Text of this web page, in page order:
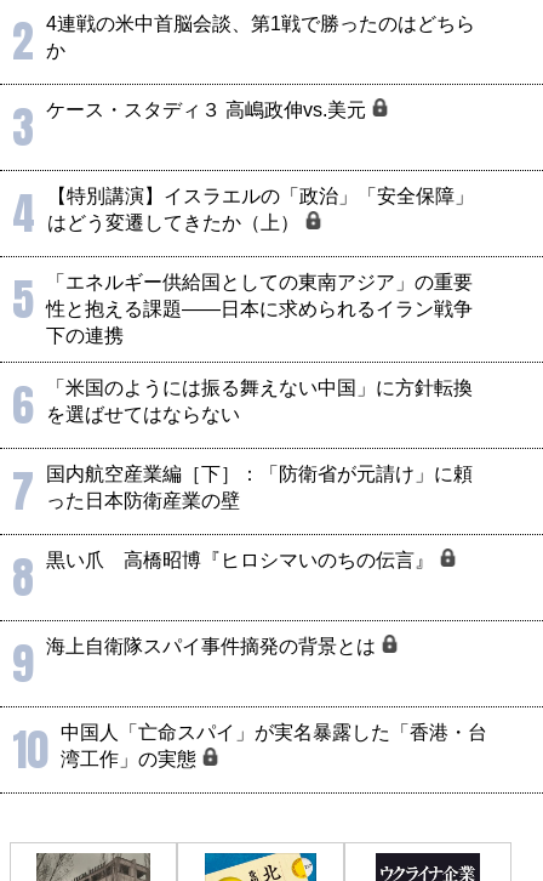
2
4連戦の米中首脳会談、第1戦で勝ったのはどちら
か
3 ケース・スタディ３ 高嶋政伸vs.美元
4
【特別講演】イスラエルの「政治」「安全保障」
はどう変遷してきたか（上）
5
「エネルギー供給国としての東南アジア」の重要
性と抱える課題――日本に求められるイラン戦争
下の連携
6
「米国のようには振る舞えない中国」に方針転換
を選ばせてはならない
7
国内航空産業編［下］：「防衛省が元請け」に頼
った日本防衛産業の壁
8 黒い爪 高橋昭博『ヒロシマいのちの伝言』
9 海上自衛隊スパイ事件摘発の背景とは
10 中国人「亡命スパイ」が実名暴露した「香港・台
湾工作」の実態